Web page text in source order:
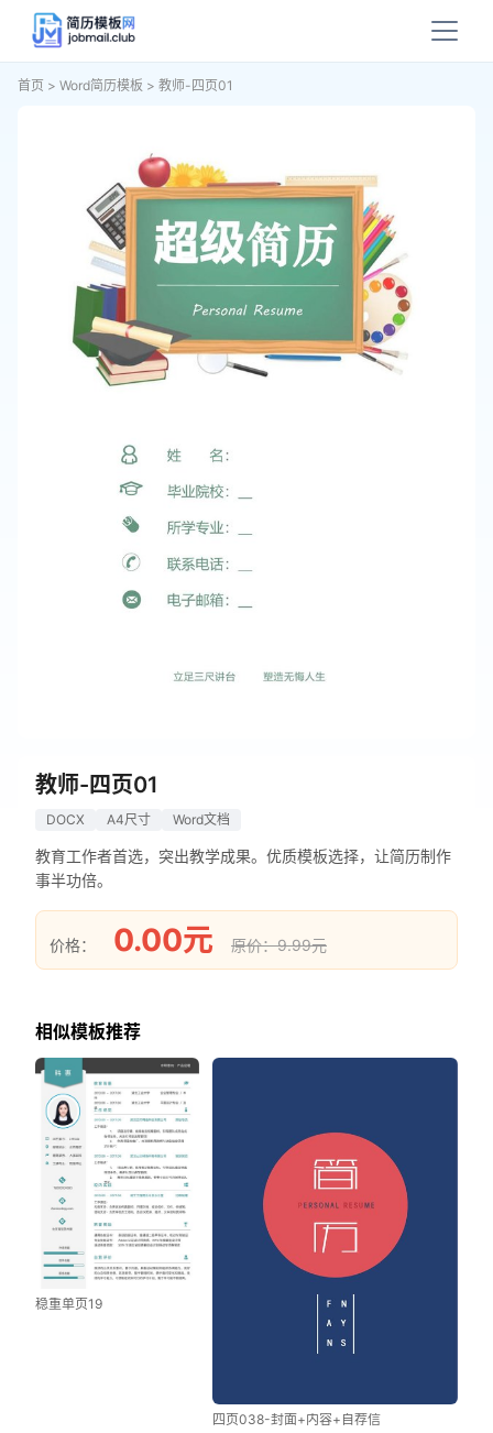
首页 > Word简历模板 > 教师-四页01
教师-四页01
DOCX A4尺寸 Word文档
教育工作者首选，突出教学成果。优质模板选择，让简历制作
事半功倍。
价格： 0.00元 原价：9.99元
相似模板推荐
稳重单页19
四页038-封面+内容+自荐信